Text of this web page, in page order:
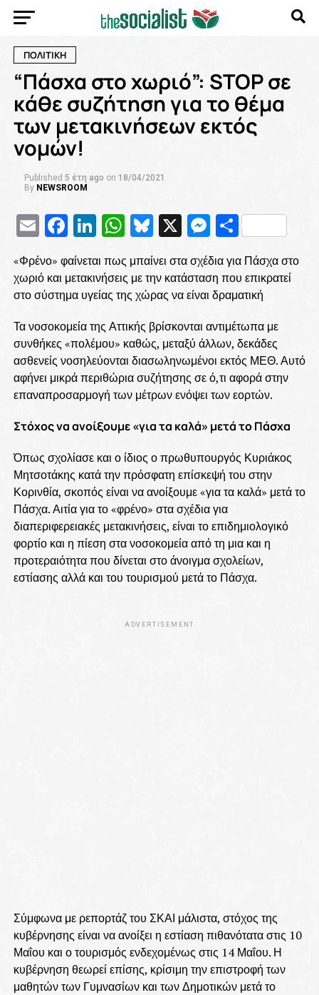
ΠΟΛΙΤΙΚΗ
“Πάσχα στο χωριό”: STOP σε
κάθε συζήτηση για το θέμα
των μετακινήσεων εκτός
νομών!
Published 5 έτη ago on 18/04/2021
By NEWSROOM
EmailFacebook
LinkedIn
WhatsApp
Bluesky
X
«Φρένο» φαίνεται πως μπαίνει στα σχέδια για Πάσχα στο
χωριό και μετακινήσεις με την κατάσταση που επικρατεί
στο σύστημα υγείας της χώρας να είναι δραματική
Τα νοσοκομεία της Αττικής βρίσκονται αντιμέτωπα με
συνθήκες «πολέμου» καθώς, μεταξύ άλλων, δεκάδες
ασθενείς νοσηλεύονται διασωληνωμένοι εκτός ΜΕΘ. Αυτό
αφήνει μικρά περιθώρια συζήτησης σε ό,τι αφορά στην
επαναπροσαρμογή των μέτρων ενόψει των εορτών.
Στόχος να ανοίξουμε «για τα καλά» μετά το Πάσχα
Όπως σχολίασε και ο ίδιος ο πρωθυπουργός Κυριάκος
Μητσοτάκης κατά την πρόσφατη επίσκεψή του στην
Κορινθία, σκοπός είναι να ανοίξουμε «για τα καλά» μετά το
Πάσχα. Αιτία για το «φρένο» στα σχέδια για
διαπεριφερειακές μετακινήσεις, είναι το επιδημιολογικό
φορτίο και η πίεση στα νοσοκομεία από τη μια και η
προτεραιότητα που δίνεται στο άνοιγμα σχολείων,
εστίασης αλλά και του τουρισμού μετά το Πάσχα.
ADVERTISEMENT
Σύμφωνα με ρεπορτάζ του ΣΚΑΙ μάλιστα, στόχος της
κυβέρνησης είναι να ανοίξει η εστίαση πιθανότατα στις 10
Μαΐου και ο τουρισμός ενδεχομένως στις 14 Μαΐου. Η
κυβέρνηση θεωρεί επίσης, κρίσιμη την επιστροφή των
μαθητών των Γυμνασίων και των Δημοτικών μετά το